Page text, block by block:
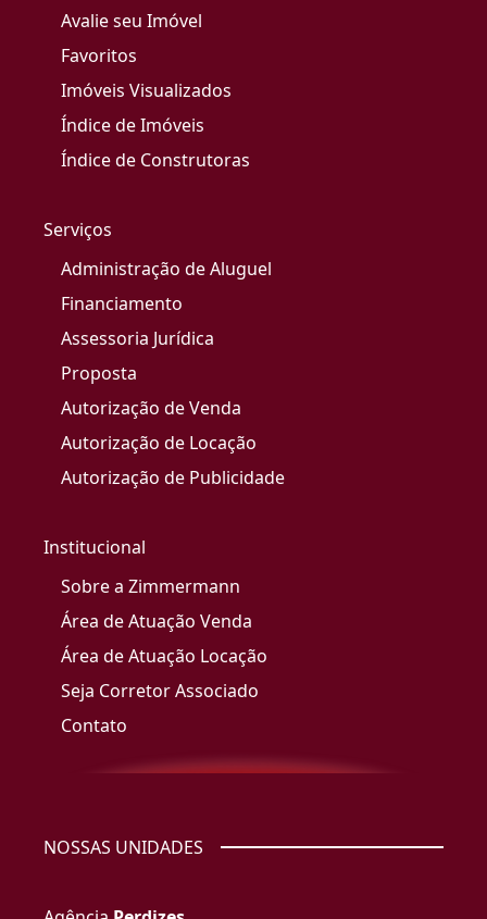
Avalie seu Imóvel
Favoritos
Imóveis Visualizados
Índice de Imóveis
Índice de Construtoras
Serviços
Administração de Aluguel
Financiamento
Assessoria Jurídica
Proposta
Autorização de Venda
Autorização de Locação
Autorização de Publicidade
Institucional
Sobre a Zimmermann
Área de Atuação Venda
Área de Atuação Locação
Seja Corretor Associado
Contato
NOSSAS UNIDADES